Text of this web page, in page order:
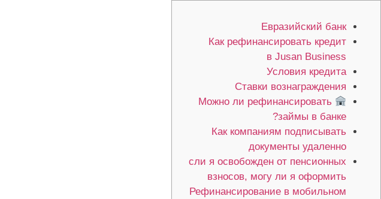
Евразийский банк
Как рефинансировать кредит
в Jusan Business
Условия кредита
Ставки вознаграждения
Можно ли рефинансировать
займы в банке?
Как компаниям подписывать
документы удаленно
сли я освобожден от пенсионных
взносов, могу ли я оформить
Рефинансирование в мобильном